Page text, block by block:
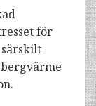
för